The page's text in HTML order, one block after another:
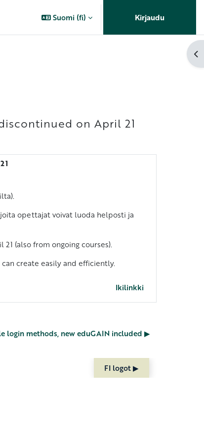
Suomi ‎(fi)‎ Kirjaudu
on April 21
opettajat voivat luoda helposti ja
(also from ongoing courses).
create easily and efficiently.
Ikilinkki
login methods, new eduGAIN included ▶︎
FI logot ▶︎